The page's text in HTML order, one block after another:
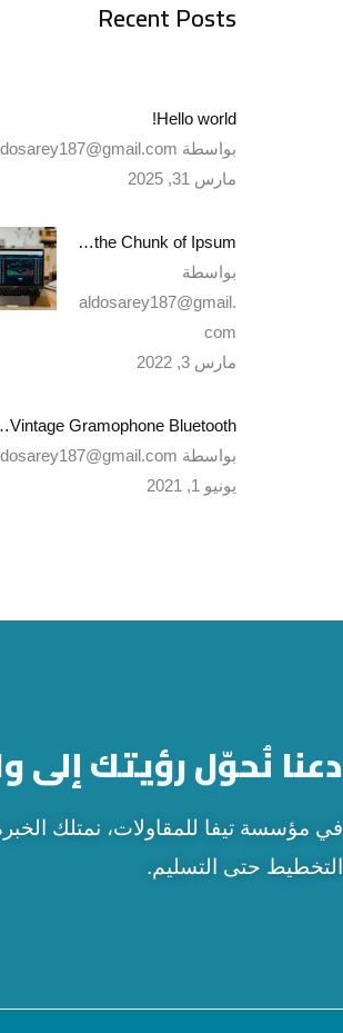
Recent Posts
Hello world!
بواسطة aldosarey187@gmail.com
مارس 31, 2025
Standard the Chunk of Ipsum
بواسطة
aldosarey187@gmail.
com
مارس 3, 2022
Bluetooth
بواسطة aldosarey187@gmail.com
يونيو 1, 2021
دعنا نُحوّل رؤيتك
في مؤسسة تيفا للمقاولات، نمتلك
التخطيط حتى التسليم.